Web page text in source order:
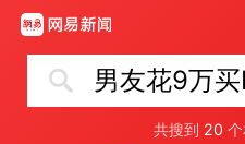
共搜到 20